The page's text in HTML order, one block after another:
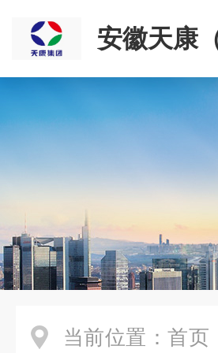
安徽天康
司
当前位置： 首页